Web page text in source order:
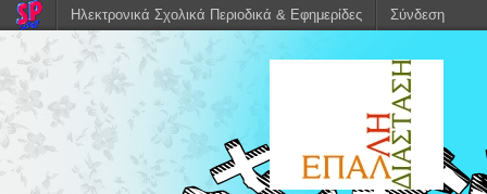
Ηλεκτρονικά Σχολικά Περιοδικά & Εφημερίδες Σύνδεση